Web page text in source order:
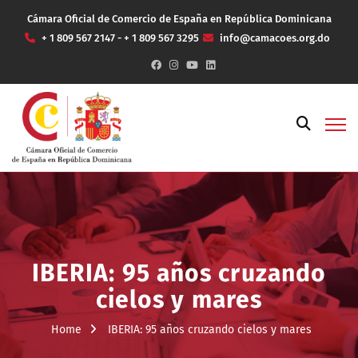
Cámara Oficial de Comercio de España en República Dominicana
+ 1 809 567 2147 - + 1 809 567 3295
info@camacoes.org.do
IBERIA: 95 años cruzando
cielos y mares
Home IBERIA: 95 años cruzando cielos y mares